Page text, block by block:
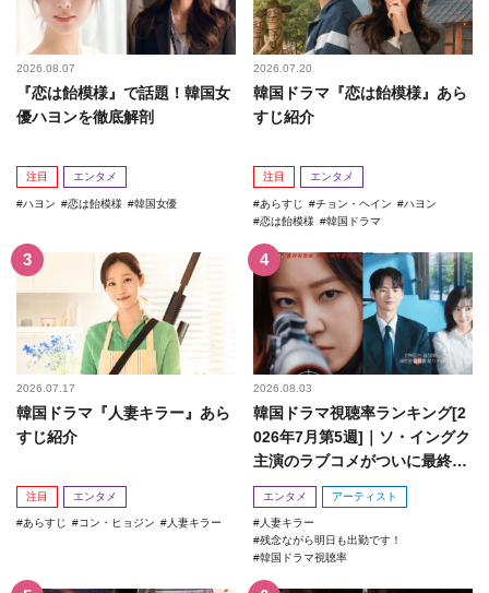
2026.08.07
『恋は飴模様』で話題！韓国女
優ハヨンを徹底解剖
注目 エンタメ
ハヨン 恋は飴模様 韓国女優
2026.07.20
韓国ドラマ『恋は飴模様』あら
すじ紹介
注目 エンタメ
あらすじ チョン・ヘイン
ハヨン
恋は飴模様
韓国ドラマ
2026.07.17
韓国ドラマ『人妻キラー』あら
すじ紹介
注目 エンタメ
あらすじ コン・ヒョジン 人妻キラー
2026.08.03
韓国ドラマ視聴率ランキング[2
026年7月第5週]｜ソ・イングク
主演のラブコメがついに最終
回！
エンタメ アーティスト
人妻キラー
残念ながら明日も出勤です！
韓国ドラマ視聴率